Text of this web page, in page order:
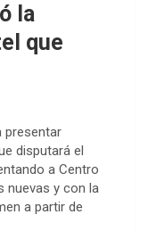
la
que
presentar
disputará el
a Centro
nuevas y con la
a partir de